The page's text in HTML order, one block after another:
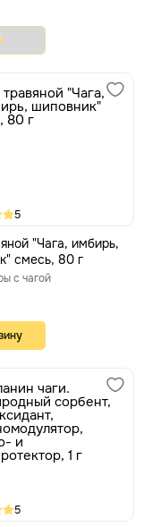
5
"Чага, имбирь,
смесь, 80 г
с чагой
5